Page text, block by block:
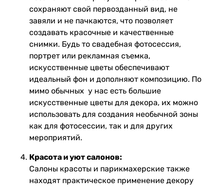
сохраняют свой первозданный вид, не
завяли и не пачкаются, что позволяет
создавать красочные и качественные
снимки. Будь то свадебная фотосессия,
портрет или рекламная съемка,
искусственные цветы обеспечивают
идеальный фон и дополняют композицию. По
мимо обычных у нас есть большие
искусственные цветы для декора, их можно
использовать для создания необычной зоны
как для фотосессии, так и для других
мероприятий.
Красота и уют салонов:
Салоны красоты и парикмахерские также
находят практическое применение декору